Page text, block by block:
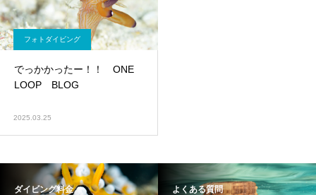
フォトダイビング
でっかかったー！！ ONE
LOOP BLOG
2025.03.25
ダイビング料金 よくある質問